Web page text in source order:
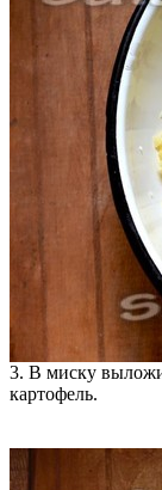
3. В миску
картофель.